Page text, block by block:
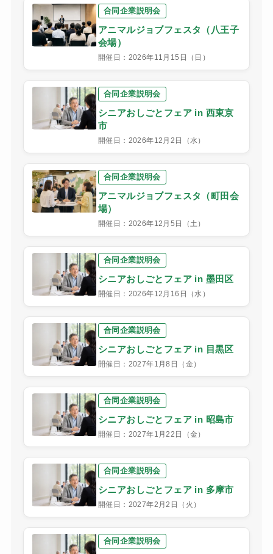
合同企業説明会
アニマルジョブフェスタ（八王子
会場）
開催日：2026年11月15日（日）
合同企業説明会
シニアおしごとフェア in 西東京
市
開催日：2026年12月2日（水）
合同企業説明会
アニマルジョブフェスタ（町田会
場）
開催日：2026年12月5日（土）
合同企業説明会
シニアおしごとフェア in 墨田区
開催日：2026年12月16日（水）
合同企業説明会
シニアおしごとフェア in 目黒区
開催日：2027年1月8日（金）
合同企業説明会
シニアおしごとフェア in 昭島市
開催日：2027年1月22日（金）
合同企業説明会
シニアおしごとフェア in 多摩市
開催日：2027年2月2日（火）
合同企業説明会